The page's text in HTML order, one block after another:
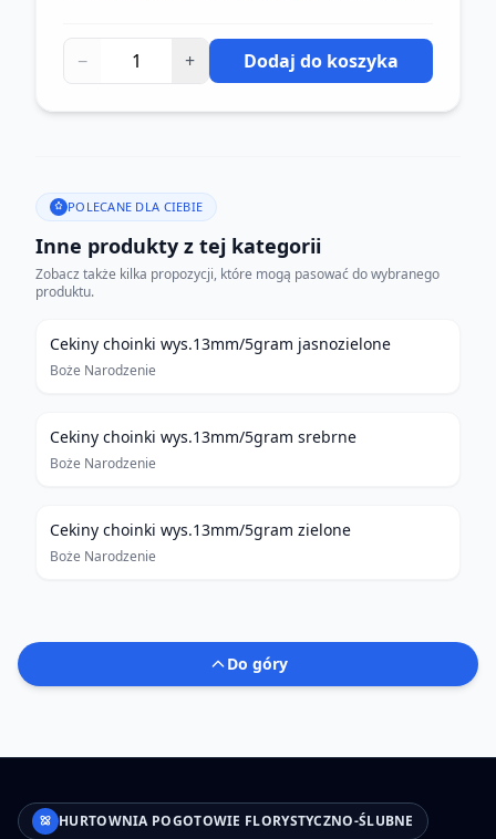
− + Dodaj do koszyka
POLECANE DLA CIEBIE
Inne produkty z tej kategorii
Zobacz także kilka propozycji, które mogą pasować do wybranego
produktu.
Cekiny choinki wys.13mm/5gram jasnozielone
Boże Narodzenie
Cekiny choinki wys.13mm/5gram srebrne
Boże Narodzenie
Cekiny choinki wys.13mm/5gram zielone
Boże Narodzenie
Do góry
HURTOWNIA POGOTOWIE FLORYSTYCZNO-ŚLUBNE